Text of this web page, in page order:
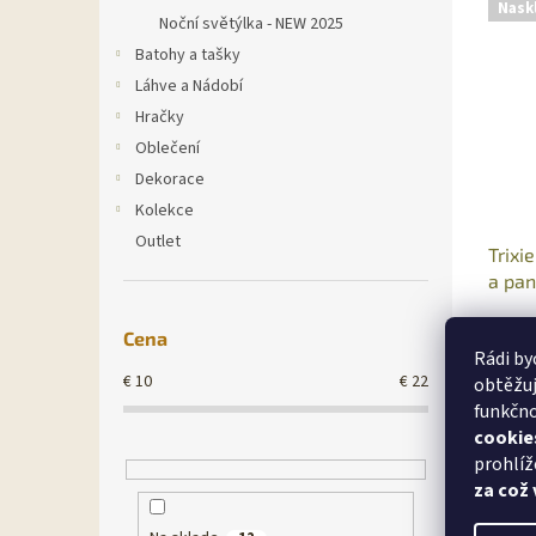
Rádi
za což
Noční světýlka - NEW 2025
Batohy a tašky
Láhve a Nádobí
Hračky
Oblečení
Dekorace
Kolekce
Outlet
Cena
€10 € 22
a